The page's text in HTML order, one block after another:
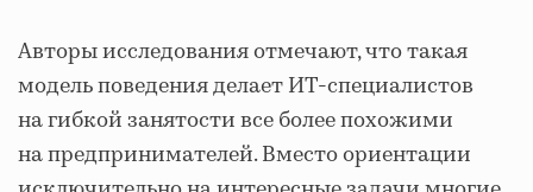
Авторы исследования отмечают, что такая
модель поведения делает ИТ-специалистов
на гибкой занятости все более похожими
на предпринимателей. Вместо ориентации